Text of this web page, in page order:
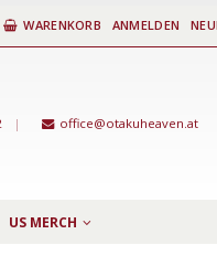
WARENKORB ANMELDEN
| office@otakuheaven.at
US MERCH